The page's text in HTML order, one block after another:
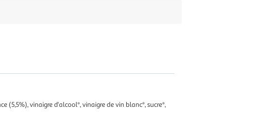
(5,5%), vinaigre d'alcool*, vinaigre de vin blanc*, sucre*,